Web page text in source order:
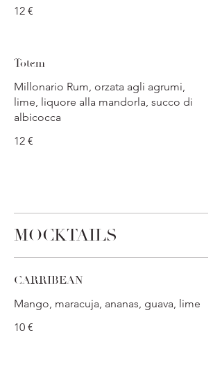
12 €
Totem
Millonario Rum, orzata agli agrumi,
lime, liquore alla mandorla, succo di
albicocca
12 €
MOCKTAILS
CARRIBEAN
Mango, maracuja, ananas, guava, lime
10 €